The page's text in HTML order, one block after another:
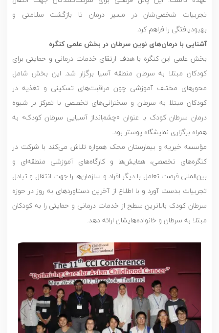
تجربیات شخصی‌شان در مسیر درمان تا بازگشت سلامتی و
بهبودیافتگی را فراهم کرد.
آشنایی با درمان‌های نوین سرطان در بخش علمی کنگره
بخش علمی این کنگره با هدف ارتقای خدمات درمانی و حمایتی برای
کودکان مبتلا به سرطان منطقه آسیا برگزار شد. این بخش شامل
محورهای مختلف آموزشی چون مراقبت‌های تسکینی و تغذیه در
کودکان مبتلا به سرطان و سخنرانی‌های تخصصی با تمرکز بر شیوه
درمان سرطان کودک با عنوان «چشم‌انداز آسیایی سرطان کودک» به
همراه برگزاری نمایشگاه پوستر بود.
مؤسسه خیریه و بیمارستان محک همواره تلاش می‌کند با شرکت در
کنگره‌های تخصصی، همایش‌ها و کارگاه‌های آموزشی منطقه‌ای و
بین‌المللی فرصت تعامل با دیگر افراد و سازمان‌ها را جهت انتقال و تبادل
تجربیات بدست آورد و با اطلاع از آخرین دستاوردهای به روز در حوزه
سرطان کودک بالاترین سطح از خدمات درمانی و حمایتی را به کودکان
مبتلا به سرطان و خانواده‌هایشان ارائه دهد.